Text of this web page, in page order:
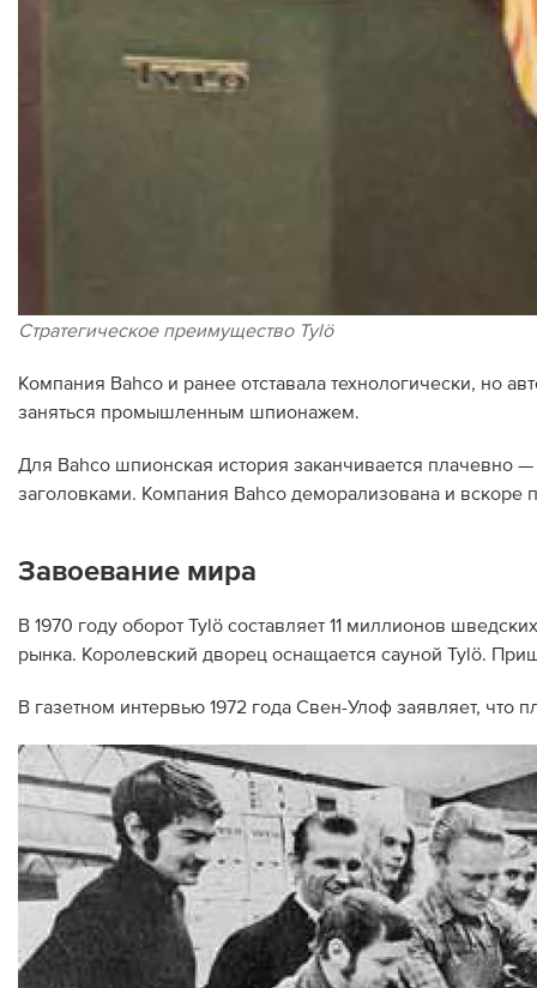
Стратегическое преимущество Tylö
Компания Bahco и ранее отставала технологически, но
заняться промышленным шпионажем.
Для Bahco шпионская история заканчивается плачевно
заголовками. Компания Bahco деморализована и
Завоевание мира
В 1970 году оборот Tylö составляет 11 миллионов
рынка. Королевский дворец оснащается сауной Tylö.
В газетном интервью 1972 года Свен-Улоф заявляет, что